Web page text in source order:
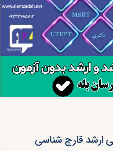
ارشد قارچ ‌شناسی